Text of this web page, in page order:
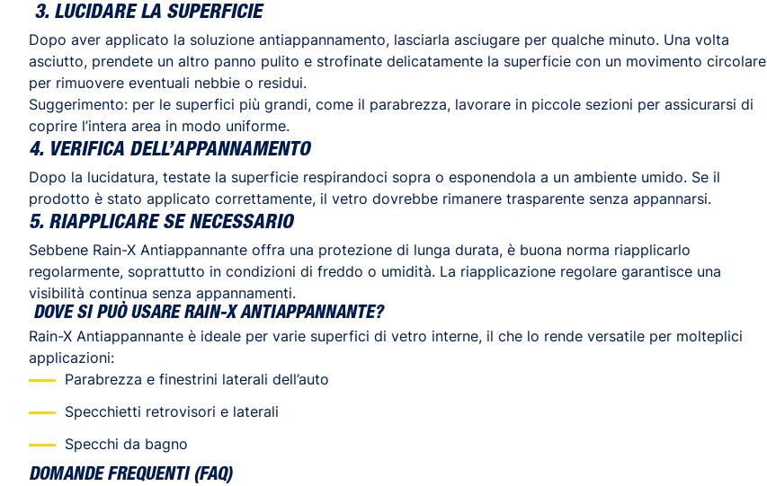
3. LUCIDARE LA SUPERFICIE
Dopo aver applicato la soluzione antiappannamento, lasciarla asciugare per qualche minuto. Una volta
asciutto, prendete un altro panno pulito e strofinate delicatamente la superficie con un movimento circolare
per rimuovere eventuali nebbie o residui.
Suggerimento: per le superfici più grandi, come il parabrezza, lavorare in piccole sezioni per assicurarsi di
coprire l’intera area in modo uniforme.
4. VERIFICA DELL’APPANNAMENTO
Dopo la lucidatura, testate la superficie respirandoci sopra o esponendola a un ambiente umido. Se il
prodotto è stato applicato correttamente, il vetro dovrebbe rimanere trasparente senza appannarsi.
5. RIAPPLICARE SE NECESSARIO
Sebbene Rain-X Antiappannante offra una protezione di lunga durata, è buona norma riapplicarlo
regolarmente, soprattutto in condizioni di freddo o umidità. La riapplicazione regolare garantisce una
visibilità continua senza appannamenti.
DOVE SI PUÒ USARE RAIN-X ANTIAPPANNANTE?
Rain-X Antiappannante è ideale per varie superfici di vetro interne, il che lo rende versatile per molteplici
applicazioni:
Parabrezza e finestrini laterali dell’auto
Specchietti retrovisori e laterali
Specchi da bagno
DOMANDE FREQUENTI (FAQ)